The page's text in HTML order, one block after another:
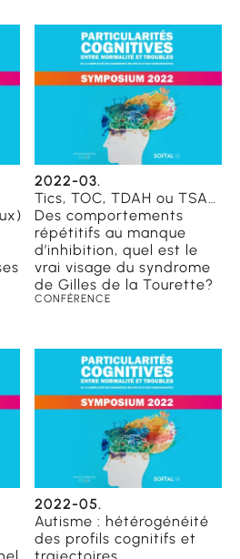
2022-03.
Tics, TOC, TDAH ou TSA…
Des comportements
répétitifs au manque
d’inhibition, quel est le
vrai visage du syndrome
de Gilles de la Tourette?
CONFÉRENCE
2022-05.
Autisme : hétérogénéité
des profils cognitifs et